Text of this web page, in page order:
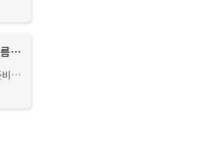
여기어때 6월 할인! 최대 50% + 신규 쿠폰으로 여름휴가 준비 끝!
많